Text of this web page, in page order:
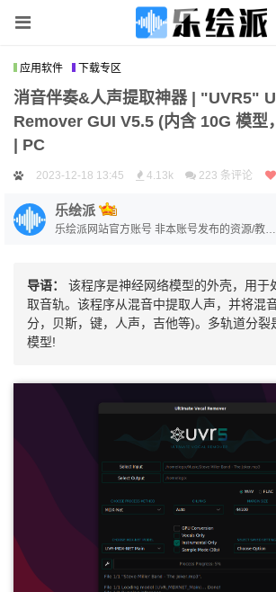
应用软件 下载专区
消音伴奏&人声提取神器 | "UVR5"
Remover GUI V5.5 (内含 10G 模型
| PC
2023-12-18 13:45 4.13k 223 条评论
乐绘派
乐绘派网站官方账号 非本账号发布的资源/教程
导语：
该程序是神经网络模型的外壳，用于
取音轨。该程序从混音中提取人声，并将混
分，贝斯，键，人声，吉他等)。多轨道分裂
模型!